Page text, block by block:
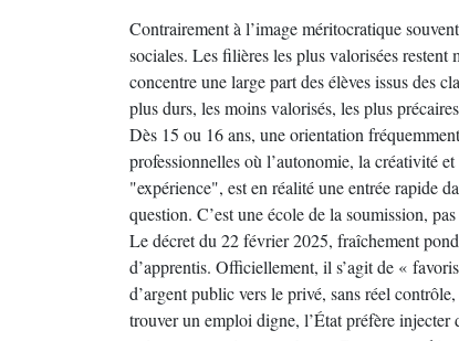
Contrairement à l’image méritocratique
sociales. Les filières les plus valorisées
concentre une large part des élèves issus des
plus durs, les moins valorisés, les plus
Dès 15 ou 16 ans, une orientation
professionnelles où l’autonomie, la créativité
"expérience", est en réalité une entrée rapide
question. C’est une école de la soumission,
Le décret du 22 février 2025, fraîchement
d’apprentis. Officiellement, il s’agit de «
d’argent public vers le privé, sans réel
trouver un emploi digne, l’État préfère